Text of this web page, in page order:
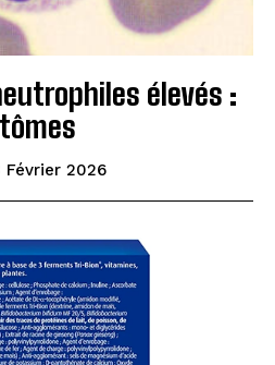
élevés :
Février 2026